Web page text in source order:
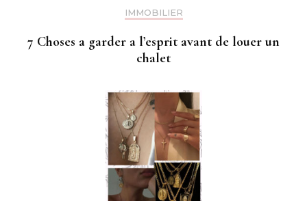
IMMOBILIER
7 Choses a garder a l’esprit avant de louer un
chalet